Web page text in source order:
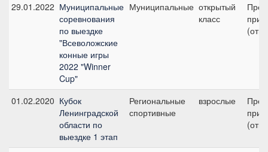
29.01.2022 Муниципальные
соревнования
по выездке
"Всеволожские
конные игры
2022 "Winner
Cup"
Муниципальные открытый
класс
01.02.2020 Кубок
Ленинградской
области по
выездке 1 этап
Региональные
спортивные
взрослые